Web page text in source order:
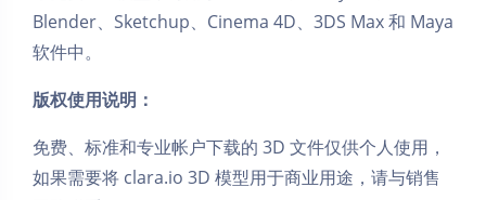
Blender、Sketchup、Cinema 4D、3DS Max 和 Maya
软件中。
版权使用说明：
免费、标准和专业帐户下载的 3D 文件仅供个人使用，
如果需要将 clara.io 3D 模型用于商业用途，请与销售